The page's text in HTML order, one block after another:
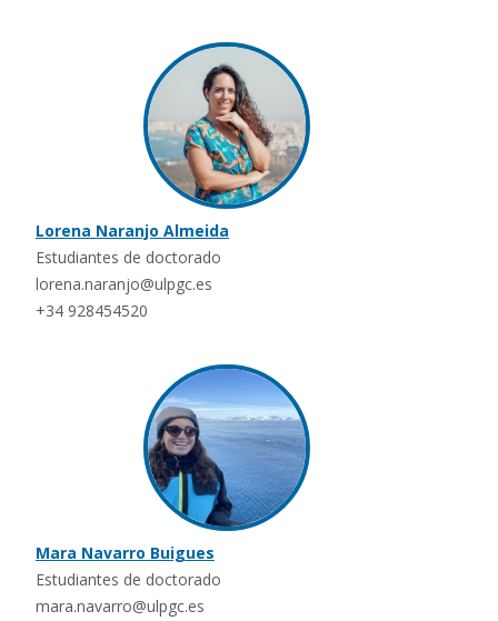
Lorena Naranjo Almeida
Estudiantes de doctorado
lorena.naranjo@ulpgc.es
+34 928454520
Mara Navarro Buigues
Estudiantes de doctorado
mara.navarro@ulpgc.es